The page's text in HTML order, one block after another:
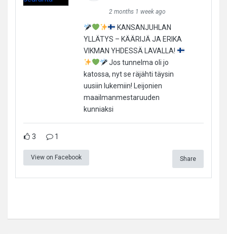
2 months 1 week ago
KANSANJUHLAN
YLLÄTYS – KÄÄRIJÄ JA ERIKA
VIKMAN YHDESSÄ LAVALLA!
Jos tunnelma oli jo
katossa, nyt se räjähti täysin
uusiin lukemiin! Leijonien
maailmanmestaruuden
kunniaksi
3 1
View on Facebook Share